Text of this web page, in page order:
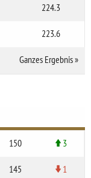
224.3
223.6
Ganzes Ergebnis»
150 3
145 1